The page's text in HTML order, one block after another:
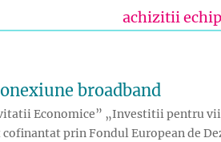
achizitii
broadband
Economice” „Investitii pentru
cofinantat prin Fondul European de